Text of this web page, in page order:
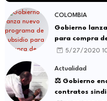
COLOMBIA
Gobierno
para compra
5/27/2020
Actualidad
⚖️ Gobierno
contratos